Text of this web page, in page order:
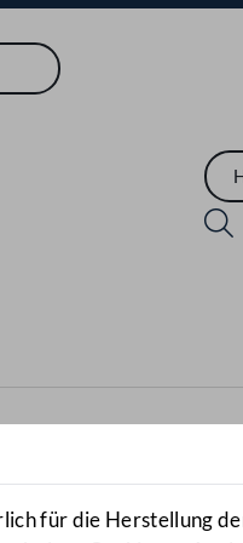
für die Herstellung